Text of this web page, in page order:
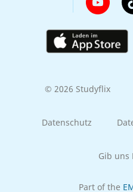
© 2026 Studyflix
Datenschutz
Gib uns
Part of the